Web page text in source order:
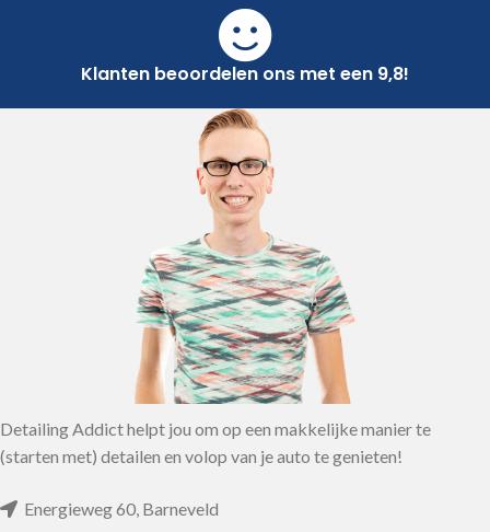
Klanten beoordelen ons met een 9,8!
Detailing Addict helpt jou om op een makkelijke manier te
(starten met) detailen en volop van je auto te genieten!
Energieweg 60, Barneveld